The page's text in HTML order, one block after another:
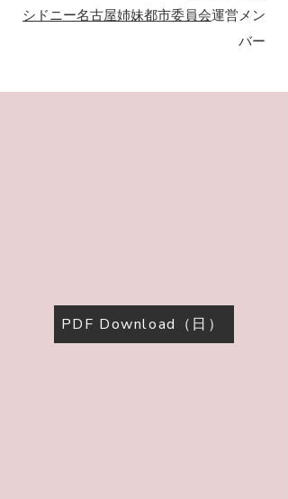
シドニー名古屋姉妹都市委員会運営メン
バー
PDF Download（日）